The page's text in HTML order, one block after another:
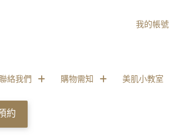
絡我們 購物需知 美肌小教室
我的帳號
約